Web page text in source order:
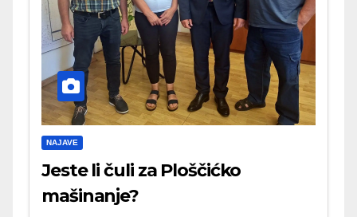
NAJAVE
Jeste li čuli za Ploščićko
mašinanje?